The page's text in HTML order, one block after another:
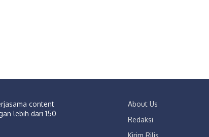
About Us
Redaksi
Kirim Rilis
content
lebih dari 150